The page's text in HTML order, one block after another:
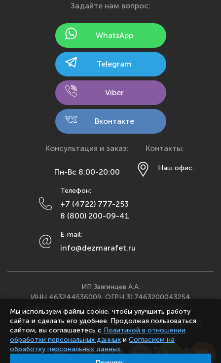
Йошкар-Ола
Калининград
Кемерово
Кострома
Краснодар
Красноярск
Махачкала
Москва
Набережные Челны
Нижний Новгород
Новосибирск
Орел
Оренбург
Пенза
Пермь
Задайте нам вопрос:
WhatsApp
Telegram
Viber
Вконтакте
Консультация и заказ:
Пн-Вс 8:00-20:00
Телефон:
+7 (4722) 777-253
8 (800) 200-09-41
E-mail:
info@dezmarafet.ru
Контакты:
Наш офис:
ИП Звягинцев А.А.
ИНН 463244536009, ОГРН 317463200043254
© 2007-2026 Служба дезинфекции МАРАФЕТ
Политика конфиденциальности ·Согласие на обработку
персональных данных
Мы используем файлы cookie, чтобы улучшить работу
сайта и сделать его удобнее. Продолжая пользоваться
сайтом, вы соглашаетесь с Политикой в отношении
обработки персональных данных и Согласием на
обработку персональных данных